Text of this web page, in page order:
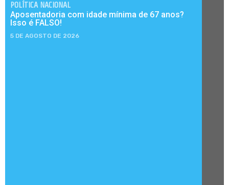
POLÍTICA NACIONAL
Aposentadoria com idade mínima de 67 anos?
Isso é FALSO!
5 DE AGOSTO DE 2026